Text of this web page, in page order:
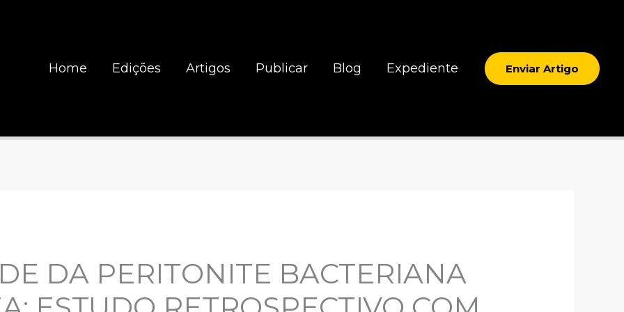
Home Edições Artigos Publicar Blog Expediente Enviar Artigo
DA PERITONITE BACTERIANA